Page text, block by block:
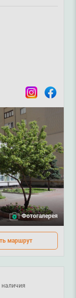
InstagramFacebook
Фотогалерея
маршрут
наличия